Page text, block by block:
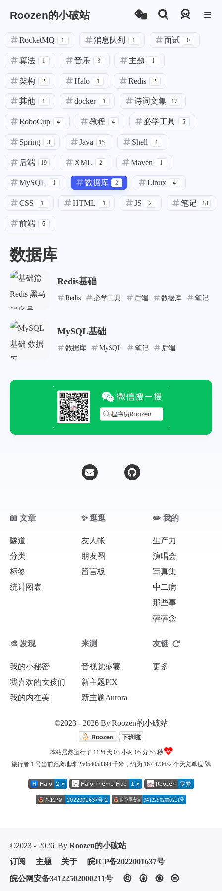
Roozen的小破站
RocketMQ 1 消息队列 1 面试 0
算法 1 音乐 3 主题 1
架构 2 Halo 1 Redis 2
其他 1 docker 1 诗词文集 17
RoboCup 4 教程 4 必学工具 5
Spring 3 Java 15 Shell 4
后端 19 XML 2 Maven 1
MySQL 1 数据库 2 Linux 4
CSS 1 HTML 1 JS 2 笔记 18
前端 6
数据库
Redis基础
Redis 必学工具 后端 数据库 笔记
MySQL基础
数据库 MySQL 笔记 后端
📖 文章
隧道
分类
标签
统计图表
✨ 逛逛
友人帐
朋友圈
留言板
✏️ 我的
生产力
演唱会
写真集
中二病
那些事
碎碎念
🎨 发现
我的小秘密
我喜欢的女孩们
我的内在美
来测
音视觉盛宴
新主题PIX
新主题Aurora
友链
更多
©2023 - 2026 By Roozen的小破站
本站居然运行了 1126 天 03 小时 05 分 53 秒
旅行者 1 号当前距离地球 25054058394 千米，约为 167.473652 个天文单位 🚀
©2023 - 2026 By Roozen的小破站
订阅
主题 关于
皖ICP备2022001637号
皖公网安备34122502000211号